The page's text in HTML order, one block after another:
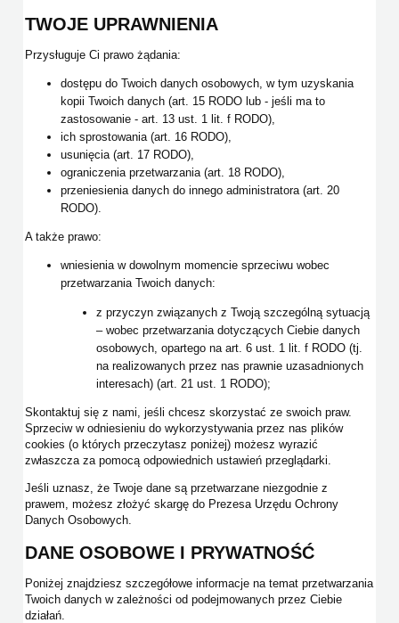
TWOJE UPRAWNIENIA
Przysługuje Ci prawo żądania:
dostępu do Twoich danych osobowych, w tym uzyskania
kopii Twoich danych (art. 15 RODO lub - jeśli ma to
zastosowanie - art. 13 ust. 1 lit. f RODO),
ich sprostowania (art. 16 RODO),
usunięcia (art. 17 RODO),
ograniczenia przetwarzania (art. 18 RODO),
przeniesienia danych do innego administratora (art. 20
RODO).
A także prawo:
wniesienia w dowolnym momencie sprzeciwu wobec
przetwarzania Twoich danych:
z przyczyn związanych z Twoją szczególną sytuacją
– wobec przetwarzania dotyczących Ciebie danych
osobowych, opartego na art. 6 ust. 1 lit. f RODO (tj.
na realizowanych przez nas prawnie uzasadnionych
interesach) (art. 21 ust. 1 RODO);
Skontaktuj się z nami, jeśli chcesz skorzystać ze swoich praw.
Sprzeciw w odniesieniu do wykorzystywania przez nas plików
cookies (o których przeczytasz poniżej) możesz wyrazić
zwłaszcza za pomocą odpowiednich ustawień przeglądarki.
Jeśli uznasz, że Twoje dane są przetwarzane niezgodnie z
prawem, możesz złożyć skargę do Prezesa Urzędu Ochrony
Danych Osobowych.
DANE OSOBOWE I PRYWATNOŚĆ
Poniżej znajdziesz szczegółowe informacje na temat przetwarzania
Twoich danych w zależności od podejmowanych przez Ciebie
działań.